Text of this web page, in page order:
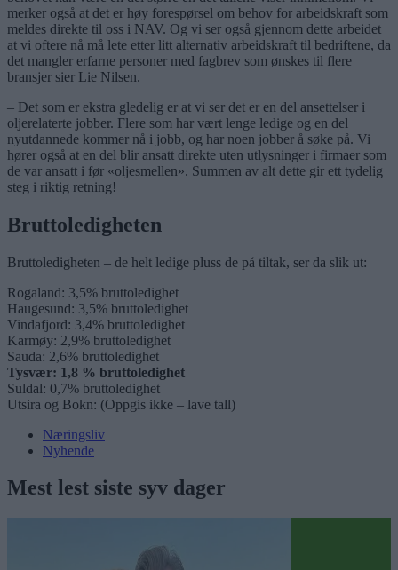
merker også at det er høy forespørsel om behov for arbeidskraft som
meldes direkte til oss i NAV. Og vi ser også gjennom dette arbeidet
at vi oftere nå må lete etter litt alternativ arbeidskraft til bedriftene, da
det mangler erfarne personer med fagbrev som ønskes til flere
bransjer sier Lie Nilsen.
– Det som er ekstra gledelig er at vi ser det er en del ansettelser i
oljerelaterte jobber. Flere som har vært lenge ledige og en del
nyutdannede kommer nå i jobb, og har noen jobber å søke på. Vi
hører også at en del blir ansatt direkte uten utlysninger i firmaer som
de var ansatt i før «oljesmellen». Summen av alt dette gir ett tydelig
steg i riktig retning!
Bruttoledigheten
Bruttoledigheten – de helt ledige pluss de på tiltak, ser da slik ut:
Rogaland: 3,5% bruttoledighet
Haugesund: 3,5% bruttoledighet
Vindafjord: 3,4% bruttoledighet
Karmøy: 2,9% bruttoledighet
Sauda: 2,6% bruttoledighet
Tysvær: 1,8 % bruttoledighet
Suldal: 0,7% bruttoledighet
Utsira og Bokn: (Oppgis ikke – lave tall)
Næringsliv
Nyhende
Mest lest siste syv dager